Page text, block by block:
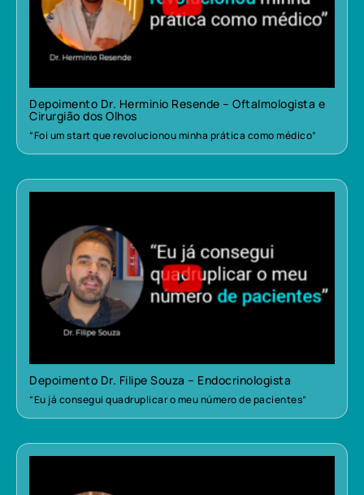
Depoimento Dr. Herminio Resende – Oftalmologista e
Cirurgião dos Olhos
“Foi um start que revolucionou minha prática como médico”
Depoimento Dr. Filipe Souza – Endocrinologista
“Eu já consegui quadruplicar o meu número de pacientes”